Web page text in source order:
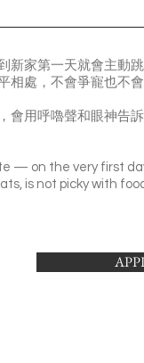
新家第一天就會主動
相處，不會爭寵也不
會用呼嚕聲和眼神告
on the very first
is not picky with